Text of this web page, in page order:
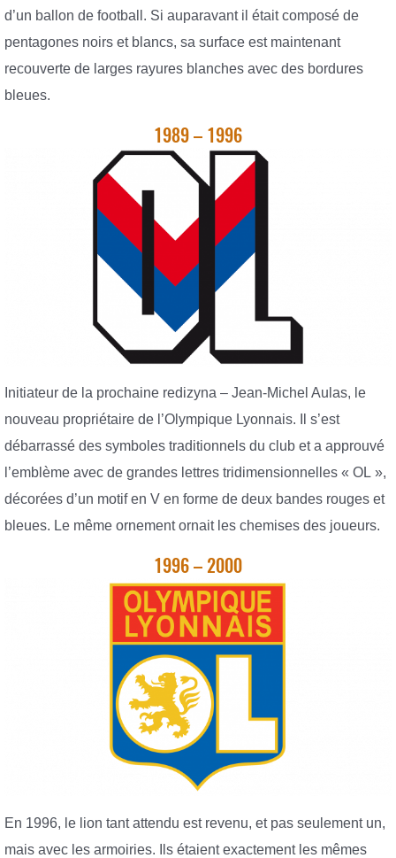
d’un ballon de football. Si auparavant il était composé de
pentagones noirs et blancs, sa surface est maintenant
recouverte de larges rayures blanches avec des bordures
bleues.
1989 – 1996
Initiateur de la prochaine redizyna – Jean-Michel Aulas, le
nouveau propriétaire de l’Olympique Lyonnais. Il s’est
débarrassé des symboles traditionnels du club et a approuvé
l’emblème avec de grandes lettres tridimensionnelles « OL »,
décorées d’un motif en V en forme de deux bandes rouges et
bleues. Le même ornement ornait les chemises des joueurs.
1996 – 2000
En 1996, le lion tant attendu est revenu, et pas seulement un,
mais avec les armoiries. Ils étaient exactement les mêmes